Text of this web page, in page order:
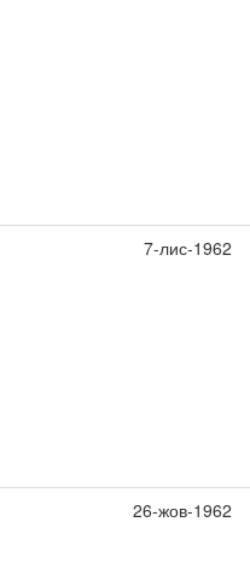
7-лис-1962
26-жов-1962